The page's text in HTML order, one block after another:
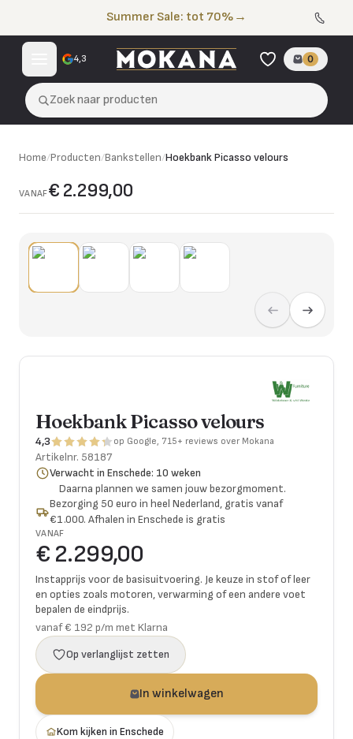
Summer Sale: tot 70% →
4,3 0
Zoek naar producten
Home/Producten/Bankstellen/Hoekbank Picasso velours
VANAF€ 2.299,00
Hoekbank Picasso velours
4,3 op Google, 715+ reviews over Mokana
Artikelnr. 58187
Verwacht in Enschede: 10 weken
Daarna plannen we samen jouw bezorgmoment.
Bezorging 50 euro in heel Nederland, gratis vanaf
€1.000. Afhalen in Enschede is gratis
VANAF
€ 2.299,00
Instapprijs voor de basisuitvoering. Je keuze in stof of leer
en opties zoals motoren, verwarming of een andere voet
bepalen de eindprijs.
vanaf € 192 p/m met Klarna
Op verlanglijst zetten
In winkelwagen
Kom kijken in Enschede